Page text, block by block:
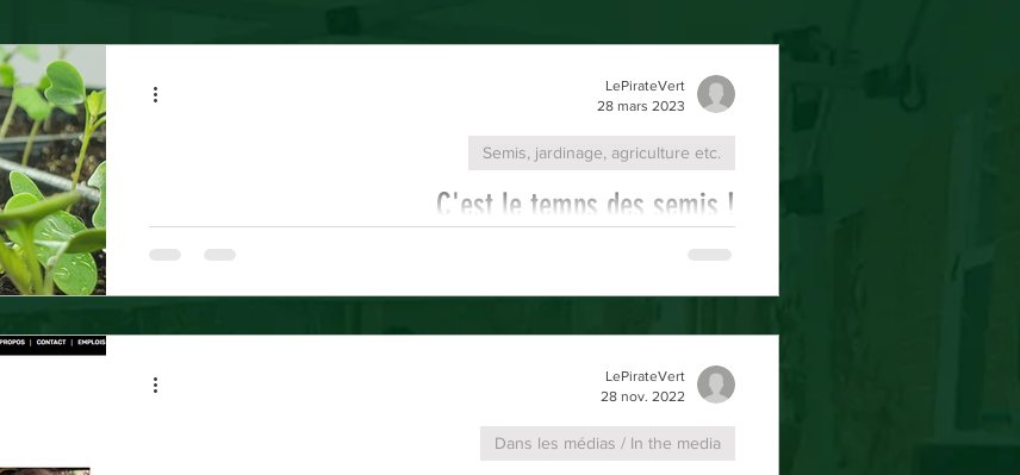
C'est le temps des semis !
Comme à chaque printemps depuis 2013 je pars des semis de
Semis, jardinage, agriculture etc.
LePirateVert
28 mars 2023
Dans les médias / In the media
LePirateVert
28 nov. 2022